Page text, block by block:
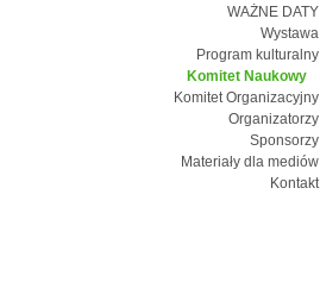
WAŻNE DATY
Wystawa
Program kulturalny
Komitet Naukowy
Komitet Organizacyjny
Organizatorzy
Sponsorzy
Materiały dla mediów
Kontakt